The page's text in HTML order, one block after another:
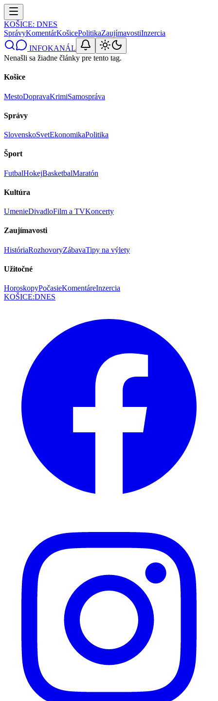
KOŠICE: DNES
SprávyKomentárKošicePolitikaZaujímavostiInzercia
INFOKANÁL
Nenašli sa žiadne články pre tento tag.
Košice
MestoDopravaKrimiSamospráva
Správy
SlovenskoSvetEkonomikaPolitika
Šport
FutbalHokejBasketbalMaratón
Kultúra
UmenieDivadloFilm a TVKoncerty
Zaujímavosti
HistóriaRozhovoryZábavaTipy na výlety
Užitočné
HoroskopyPočasieKomentáreInzercia
KOŠICE:DNES